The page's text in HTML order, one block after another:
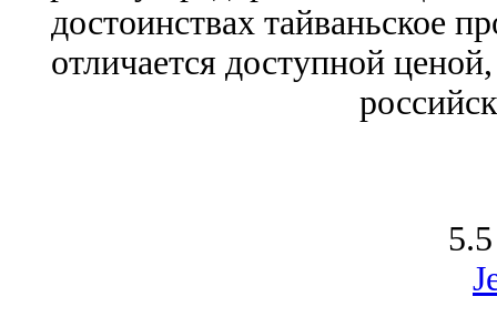
достоинствах тайваньское
отличается доступной